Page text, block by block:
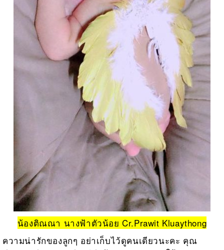
น้องติณณา นางฟ้าตัวน้อย Cr.Prawit Kluaythong
ความน่ารักของลูกๆ อย่าเก็บไว้ดูคนเดียวนะคะ คุณ